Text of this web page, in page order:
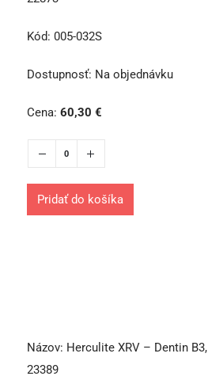
Kód: 005-032S
Dostupnosť: Na objednávku
Cena: 60,30 €
Pridať do košíka
Názov: Herculite XRV – Dentin B3,
23389